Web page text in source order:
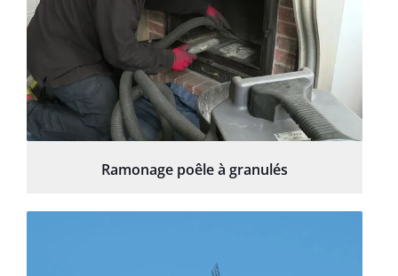
Ramonage poêle à granulés